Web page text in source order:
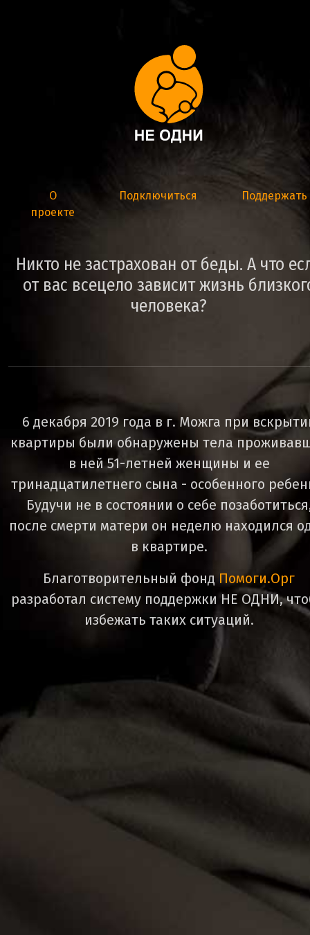
О
проекте
Подключиться Поддержать
Никто не застрахован от беды. А что
от вас всецело зависит жизнь
человека?
6 декабря 2019 года в г. Можга при
квартиры были обнаружены тела
в ней 51-летней женщины и ее
тринадцатилетнего сына - особенного
Будучи не в состоянии о себе
после смерти матери он неделю находился
в квартире.
Благотворительный фонд Помоги.Орг
разработал систему поддержки НЕ ОДНИ,
избежать таких ситуаций.